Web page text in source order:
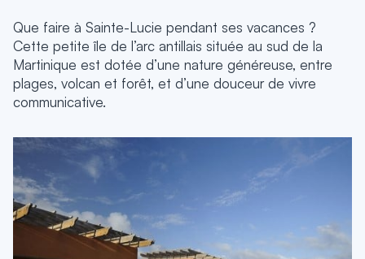
Que faire à Sainte-Lucie pendant ses vacances ?
Cette petite île de l’arc antillais située au sud de la
Martinique est dotée d’une nature généreuse, entre
plages, volcan et forêt, et d’une douceur de vivre
communicative.